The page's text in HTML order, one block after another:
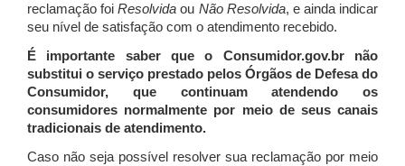
reclamação foiResolvida ou Não Resolvida, e ainda indicar
seu nível de satisfação com o atendimento recebido.
É importante saber que o Consumidor.gov.br não
substitui o serviço prestado pelos Órgãos de Defesa do
Consumidor, que continuam atendendo os
consumidores normalmente por meio de seus canais
tradicionais de atendimento.
Caso não seja possível resolver sua reclamação por meio